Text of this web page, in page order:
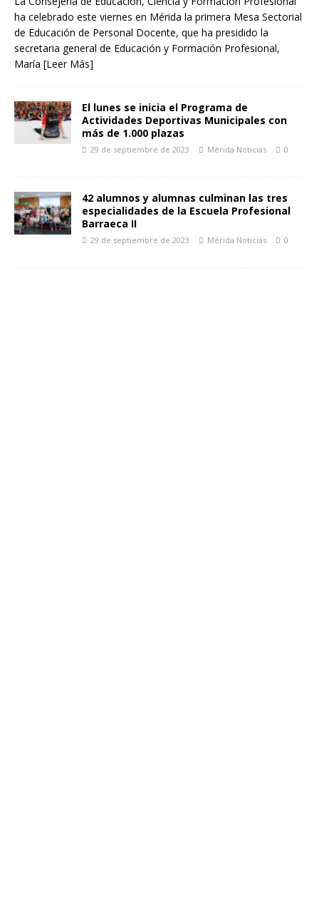
ha celebrado este viernes en Mérida la primera Mesa Sectorial
de Educación de Personal Docente, que ha presidido la
secretaria general de Educación y Formación Profesional,
María [Leer Más]
El lunes se inicia el Programa de
Actividades Deportivas Municipales con
más de 1.000 plazas
29 de septiembre de 2023 Mérida Noticias 0
42 alumnos y alumnas culminan las tres
especialidades de la Escuela Profesional
Barraeca II
29 de septiembre de 2023 Mérida Noticias 0